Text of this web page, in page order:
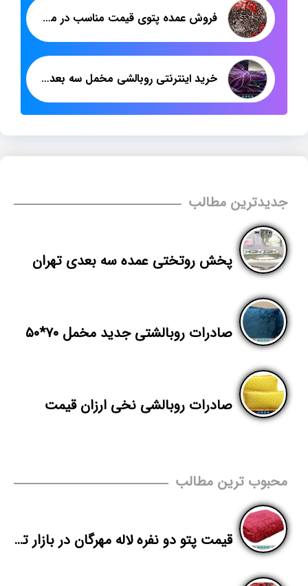
فروش عمده پتوی قیمت مناسب در مشهد مارک شادیلون
خرید اینترنتی روبالشی مخمل سه بعدی تولیدی تهران
جدیدترین مطالب
پخش روتختی عمده سه بعدی تهران
صادرات روبالشتی جدید مخمل ۷۰*۵۰
صادرات روبالشی نخی ارزان قیمت
محبوب ترین مطالب
قیمت پتو دو نفره لاله مهرگان در بازار تهران